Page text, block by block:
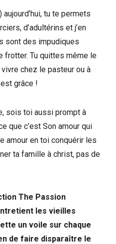
tu te permets
d’adultérins et j’en
sont des impudiques
frotter. Tu quittes même le
chez le pasteur ou à
grâce !
sois toi aussi prompt à
que c’est Son amour qui
amour en toi conquérir les
ta famille à christ, pas de
The Passion
les vieilles
un voile sur chaque
de faire disparaître le